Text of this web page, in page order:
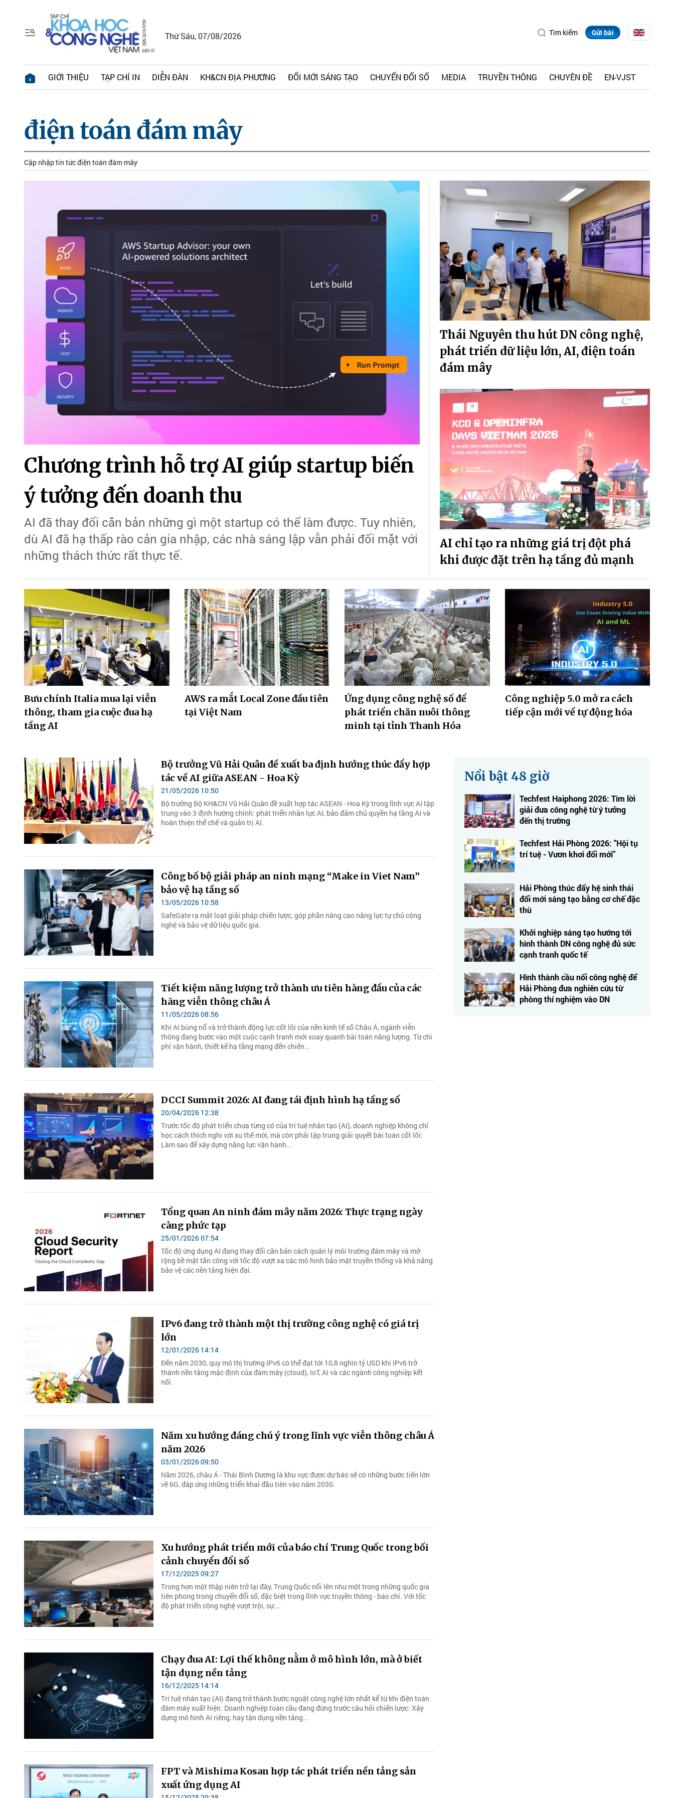
Thứ Sáu, 07/08/2026 Tìm kiếm Gửi bài
GIỚI THIỆU TẠP CHÍ IN DIỄN ĐÀN KH&CN ĐỊA PHƯƠNG ĐỔI MỚI SÁNG TẠO CHUYỂN ĐỔI SỐ MEDIA TRUYỀN THÔNG CHUYÊN ĐỀ EN-VJST
điện toán đám mây
Cập nhập tin tức điện toán đám mây
Chương trình hỗ trợ AI giúp startup biến
ý tưởng đến doanh thu
AI đã thay đổi căn bản những gì một startup có thể làm được. Tuy nhiên,
dù AI đã hạ thấp rào cản gia nhập, các nhà sáng lập vẫn phải đối mặt với
những thách thức rất thực tế.
Thái Nguyên thu hút DN công nghệ,
phát triển dữ liệu lớn, AI, điện toán
đám mây
AI chỉ tạo ra những giá trị đột phá
khi được đặt trên hạ tầng đủ mạnh
Bưu chính Italia mua lại viễn
thông, tham gia cuộc đua hạ
tầng AI
AWS ra mắt Local Zone đầu tiên
tại Việt Nam
Ứng dụng công nghệ số để
phát triển chăn nuôi thông
minh tại tỉnh Thanh Hóa
Công nghiệp 5.0 mở ra cách
tiếp cận mới về tự động hóa
Bộ trưởng Vũ Hải Quân đề xuất ba định hướng thúc đẩy hợp
tác về AI giữa ASEAN - Hoa Kỳ
21/05/2026 10:50
Bộ trưởng Bộ KH&CN Vũ Hải Quân đề xuất hợp tác ASEAN - Hoa Kỳ trong lĩnh vực AI tập
trung vào 3 định hướng chính: phát triển nhân lực AI, bảo đảm chủ quyền hạ tầng AI và
hoàn thiện thể chế và quản trị AI.
Công bố bộ giải pháp an ninh mạng “Make in Viet Nam”
bảo vệ hạ tầng số
13/05/2026 10:58
SafeGate ra mắt loạt giải pháp chiến lược, góp phần nâng cao năng lực tự chủ công
nghệ và bảo vệ dữ liệu quốc gia.
Tiết kiệm năng lượng trở thành ưu tiên hàng đầu của các
hãng viễn thông châu Á
11/05/2026 08:56
Khi AI bùng nổ và trở thành động lực cốt lõi của nền kinh tế số Châu Á, ngành viễn
thông đang bước vào một cuộc cạnh tranh mới xoay quanh bài toán năng lượng. Từ chi
phí vận hành, thiết kế hạ tầng mạng đến chiến...
DCCI Summit 2026: AI đang tái định hình hạ tầng số
20/04/2026 12:38
Trước tốc độ phát triển chưa từng có của trí tuệ nhân tạo (AI), doanh nghiệp không chỉ
học cách thích nghi với xu thế mới, mà còn phải tập trung giải quyết bài toán cốt lõi:
Làm sao để xây dựng năng lực vận hành...
Tổng quan An ninh đám mây năm 2026: Thực trạng ngày
càng phức tạp
25/01/2026 07:54
Tốc độ ứng dụng AI đang thay đổi căn bản cách quản lý môi trường đám mây và mở
rộng bề mặt tấn công với tốc độ vượt xa các mô hình bảo mật truyền thống và khả năng
bảo vệ các nền tảng hiện đại.
IPv6 đang trở thành một thị trường công nghệ có giá trị
lớn
12/01/2026 14:14
Đến năm 2030, quy mô thị trường IPv6 có thể đạt tới 10,8 nghìn tỷ USD khi IPv6 trở
thành nền tảng mặc định của đám mây (cloud), IoT, AI và các ngành công nghiệp kết
nối.
Năm xu hướng đáng chú ý trong lĩnh vực viễn thông châu Á
năm 2026
03/01/2026 09:50
Năm 2026, châu Á - Thái Bình Dương là khu vực được dự báo sẽ có những bước tiến lớn
về 6G, đáp ứng những triển khai đầu tiên ​​vào năm 2030.
Xu hướng phát triển mới của báo chí Trung Quốc trong bối
cảnh chuyển đổi số
17/12/2025 09:27
Trong hơn một thập niên trở lại đây, Trung Quốc nổi lên như một trong những quốc gia
tiên phong trong chuyển đổi số, đặc biệt trong lĩnh vực truyền thông - báo chí. Với tốc
độ phát triển công nghệ vượt trội, sự...
Chạy đua AI: Lợi thế không nằm ở mô hình lớn, mà ở biết
tận dụng nền tảng
16/12/2025 14:14
Trí tuệ nhân tạo (AI) đang trở thành bước ngoặt công nghệ lớn nhất kể từ khi điện toán
đám mây xuất hiện. Doanh nghiệp toàn cầu đang đứng trước câu hỏi chiến lược: Xây
dựng mô hình AI riêng, hay tận dụng nền tảng...
Nổi bật 48 giờ
Techfest Haiphong 2026: Tìm lời
giải đưa công nghệ từ ý tưởng
đến thị trường
Techfest Hải Phòng 2026: "Hội tụ
trí tuệ - Vươn khơi đổi mới"
Hải Phòng thúc đẩy hệ sinh thái
đổi mới sáng tạo bằng cơ chế đặc
thù
Khởi nghiệp sáng tạo hướng tới
hình thành DN công nghệ đủ sức
cạnh tranh quốc tế
Hình thành cầu nối công nghệ để
Hải Phòng đưa nghiên cứu từ
phòng thí nghiệm vào DN